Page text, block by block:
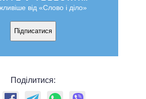
від «Слово і діло»
Підписатися
Поділитися: